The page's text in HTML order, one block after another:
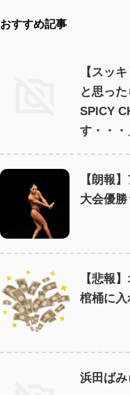
おすすめ記事
【スッ
と思っ
SPICY
す・・・
【朗報
大会優
【悲報
棺桶に入
浜田ばみ